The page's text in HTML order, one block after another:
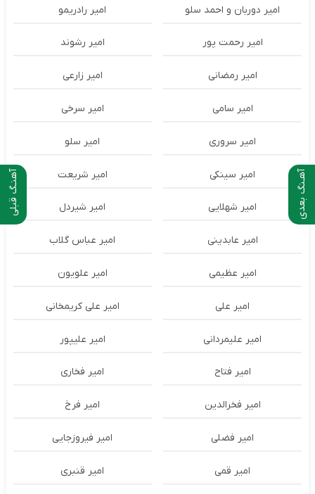
آهنـگ قبلی آهـنگ بعدی
امیر دوربان و احمد سلو امیر رادریمو
امیر رحمت پور امیر رشوند
امیر رمضانی امیر زارعی
امیر سامی امیر سرخی
امیر سروری امیر سلو
امیر سینکی امیر شریعت
امیر شهلایی امیر شیردل
امیر عابدینی امیر عباس گلاب
امیر عظیمی امیر علویون
امیر علی امیر علی کریمخانی
امیر علیمردانی امیر علیپور
امیر فتاح امیر فخاری
امیر فخرالدین امیر فرخ
امیر فضلی امیر فیروزجایی
امیر قمی امیر قنبری